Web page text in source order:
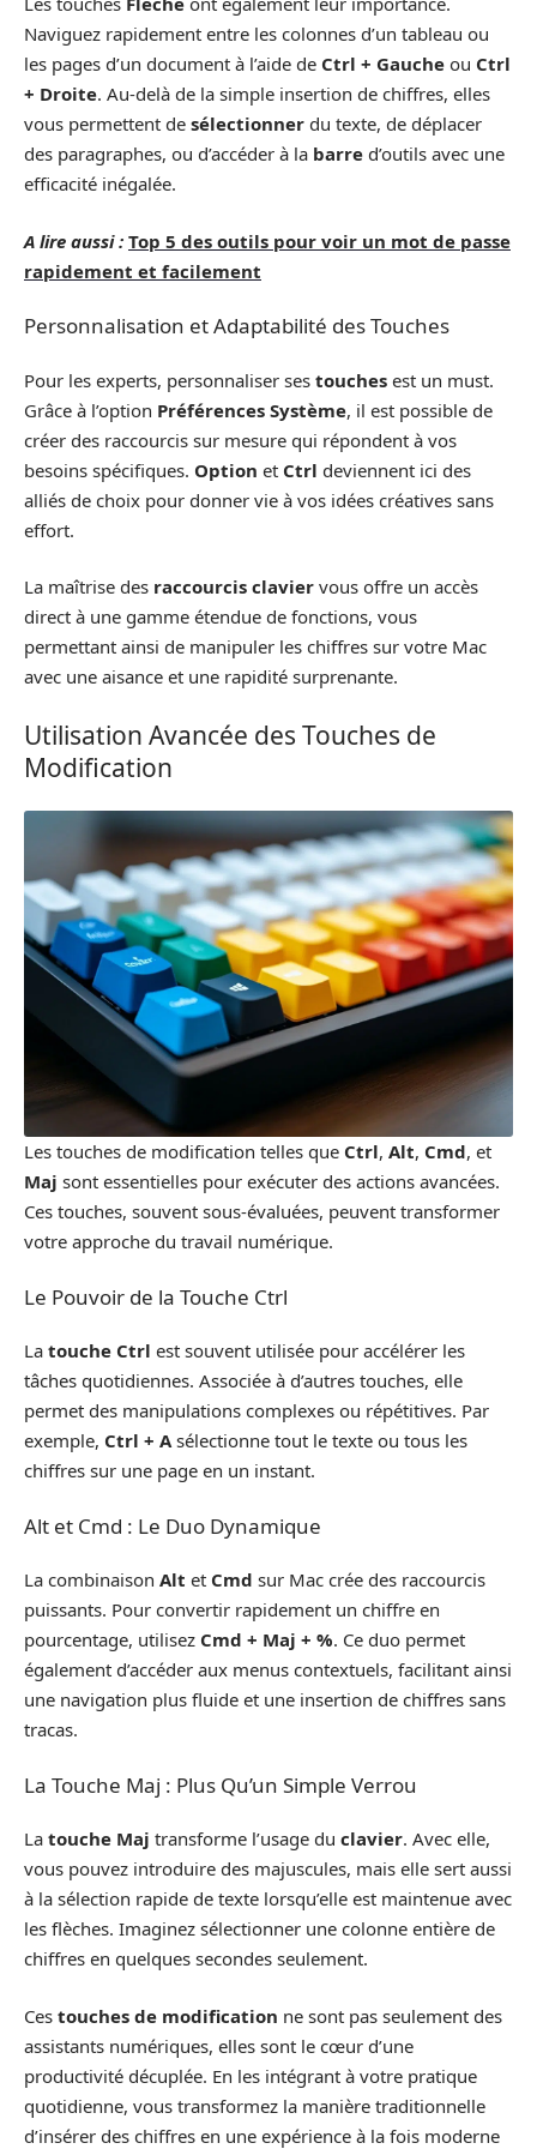
Naviguez rapidement entre les colonnes d’un tableau ou
les pages d’un document à l’aide de Ctrl + Gauche ou Ctrl
+ Droite. Au-delà de la simple insertion de chiffres, elles
vous permettent de sélectionner du texte, de déplacer
des paragraphes, ou d’accéder à la barre d’outils avec une
efficacité inégalée.
A lire aussi : Top 5 des outils pour voir un mot de passe
rapidement et facilement
Personnalisation et Adaptabilité des Touches
Pour les experts, personnaliser ses touches est un must.
Grâce à l’option Préférences Système, il est possible de
créer des raccourcis sur mesure qui répondent à vos
besoins spécifiques. Option et Ctrl deviennent ici des
alliés de choix pour donner vie à vos idées créatives sans
effort.
La maîtrise des raccourcis clavier vous offre un accès
direct à une gamme étendue de fonctions, vous
permettant ainsi de manipuler les chiffres sur votre Mac
avec une aisance et une rapidité surprenante.
Utilisation Avancée des Touches de
Modification
Les touches de modification telles que Ctrl, Alt, Cmd, et
Maj sont essentielles pour exécuter des actions avancées.
Ces touches, souvent sous-évaluées, peuvent transformer
votre approche du travail numérique.
Le Pouvoir de la Touche Ctrl
La touche Ctrl est souvent utilisée pour accélérer les
tâches quotidiennes. Associée à d’autres touches, elle
permet des manipulations complexes ou répétitives. Par
exemple, Ctrl + Asélectionne tout le texte ou tous les
chiffres sur une page en un instant.
Alt et Cmd : Le Duo Dynamique
La combinaison Alt et Cmd sur Mac crée des raccourcis
puissants. Pour convertir rapidement un chiffre en
pourcentage, utilisez Cmd + Maj + %. Ce duo permet
également d’accéder aux menus contextuels, facilitant ainsi
une navigation plus fluide et une insertion de chiffres sans
tracas.
La Touche Maj : Plus Qu’un Simple Verrou
La touche Maj transforme l’usage du clavier. Avec elle,
vous pouvez introduire des majuscules, mais elle sert aussi
à la sélection rapide de texte lorsqu’elle est maintenue avec
les flèches. Imaginez sélectionner une colonne entière de
chiffres en quelques secondes seulement.
Ces touches de modification ne sont pas seulement des
assistants numériques, elles sont le cœur d’une
productivité décuplée. En les intégrant à votre pratique
quotidienne, vous transformez la manière traditionnelle
d’insérer des chiffres en une expérience à la fois moderne